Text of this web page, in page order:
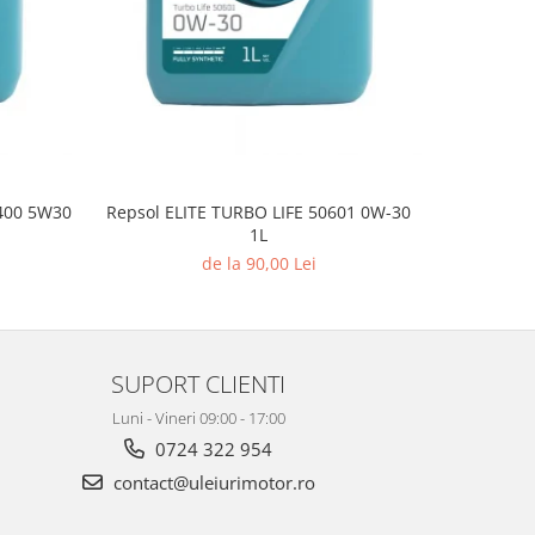
5W30
Repsol ELITE TURBO LIFE 50601 0W-30
1L
de la 90,00 Lei
SUPORT CLIENTI
Luni - Vineri 09:00 - 17:00
0724 322 954
contact@uleiurimotor.ro